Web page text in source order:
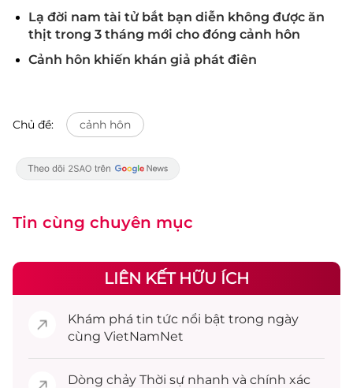
Lạ đời nam tài tử bắt bạn diễn không được ăn
thịt trong 3 tháng mới cho đóng cảnh hôn
Cảnh hôn khiến khán giả phát điên
Chủ đề: cảnh hôn
Tin cùng chuyên mục
LIÊN KẾT HỮU ÍCH
Khám phá tin tức nổi bật trong ngày
cùng VietNamNet
Dòng chảy Thời sự nhanh và chính xác